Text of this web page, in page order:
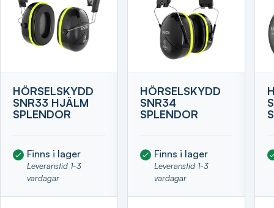
HÖRSELSKYDD
SNR33 HJÄLM
SPLENDOR
Finns i lager
Leveranstid 1-3
vardagar
HÖRSELSKYDD
SNR34
SPLENDOR
Finns i lager
Leveranstid 1-3
vardagar